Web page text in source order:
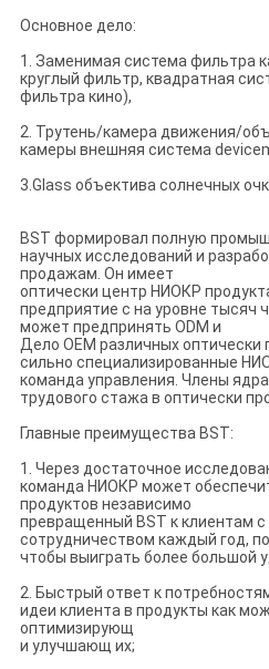
Основное дело:
1. Заменимая система фильтра
круглый фильтр, квадратная
фильтра кино),
2. Трутень/камера движения/
камеры внешняя система
3.Glass объектива солнечных
BST формировал полную
научных исследований и
продажам. Он имеет
оптически центр НИОКР
предприятие с на уровне тысяч
может предпринять ODM и
Дело OEM различных
сильно специализированные
команда управления. Члены
трудового стажа в оптически
Главные преимущества BST:
1. Через достаточное
команда НИОКР может
продуктов независимо
превращенный BST к клиентам
сотрудничеством каждый год,
чтобы выиграть более большой
2. Быстрый ответ к
идеи клиента в продукты как
оптимизирующ
и улучшающ их;